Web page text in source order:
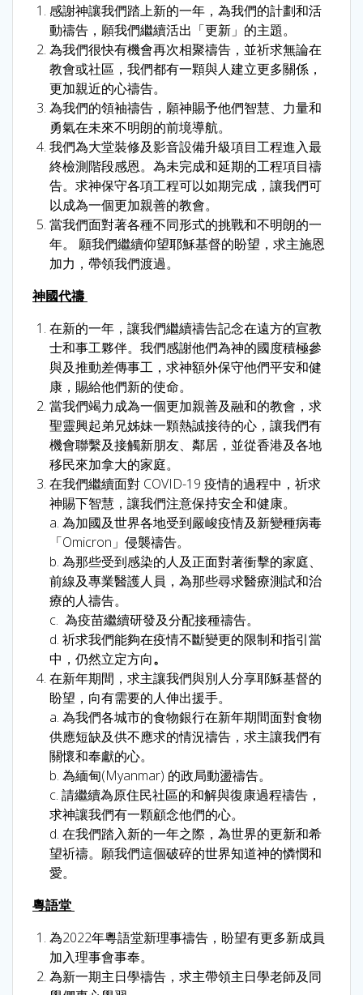
感謝神讓我們踏上新的一年，為我們的計劃和活
動禱告，願我們繼續活出「更新」的主題。
為我們很快有機會再次相聚禱告，並祈求無論在
教會或社區，我們都有一顆與人建立更多關係，
更加親近的心禱告。
為我們的領袖禱告，願神賜予他們智慧、力量和
勇氣在未來不明朗的前境導航。
我們為大堂裝修及影音設備升級項目工程進入最
終檢測階段感恩。為未完成和延期的工程項目禱
告。求神保守各項工程可以如期完成，讓我們可
以成為一個更加親善的教會。
當我們面對著各種不同形式的挑戰和不明朗的一
年。 願我們繼續仰望耶穌基督的盼望，求主施恩
加力，帶領我們渡過。
神國代禱
在新的一年，讓我們繼續禱告記念在遠方的宣教
士和事工夥伴。我們感謝他們為神的國度積極參
與及推動差傳事工，求神額外保守他們平安和健
康，賜給他們新的使命。
當我們竭力成為一個更加親善及融和的教會，求
聖靈興起弟兄姊妹一顆熱誠接待的心，讓我們有
機會聯繫及接觸新朋友、鄰居，並從香港及各地
移民來加拿大的家庭。
在我們繼續面對 COVID-19 疫情的過程中，祈求
神賜下智慧，讓我們注意保持安全和健康。
a. 為加國及世界各地受到嚴峻疫情及新變種病毒
「Omicron」侵襲禱告。
b. 為那些受到感染的人及正面對著衝擊的家庭、
前線及專業醫護人員，為那些尋求醫療測試和治
療的人禱告。
c. 為疫苗繼續研發及分配接種禱告。
d. 祈求我們能夠在疫情不斷變更的限制和指引當
中，仍然立定方向。
在新年期間，求主讓我們與別人分享耶穌基督的
盼望，向有需要的人伸出援手。
a. 為我們各城市的食物銀行在新年期間面對食物
供應短缺及供不應求的情況禱告，求主讓我們有
關懷和奉獻的心。
b. 為緬甸(Myanmar) 的政局動盪禱告。
c. 請繼續為原住民社區的和解與復康過程禱告，
求神讓我們有一顆顧念他們的心。
d. 在我們踏入新的一年之際，為世界的更新和希
望祈禱。願我們這個破碎的世界知道神的憐憫和
愛。
粵語堂
為2022年粵語堂新理事禱告，盼望有更多新成員
加入理事會事奉。
為新一期主日學禱告，求主帶領主日學老師及同